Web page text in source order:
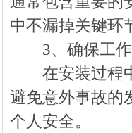
中不漏掉关键环
3、确保工作
在安装过程中
避免意外事故的
个人安全。